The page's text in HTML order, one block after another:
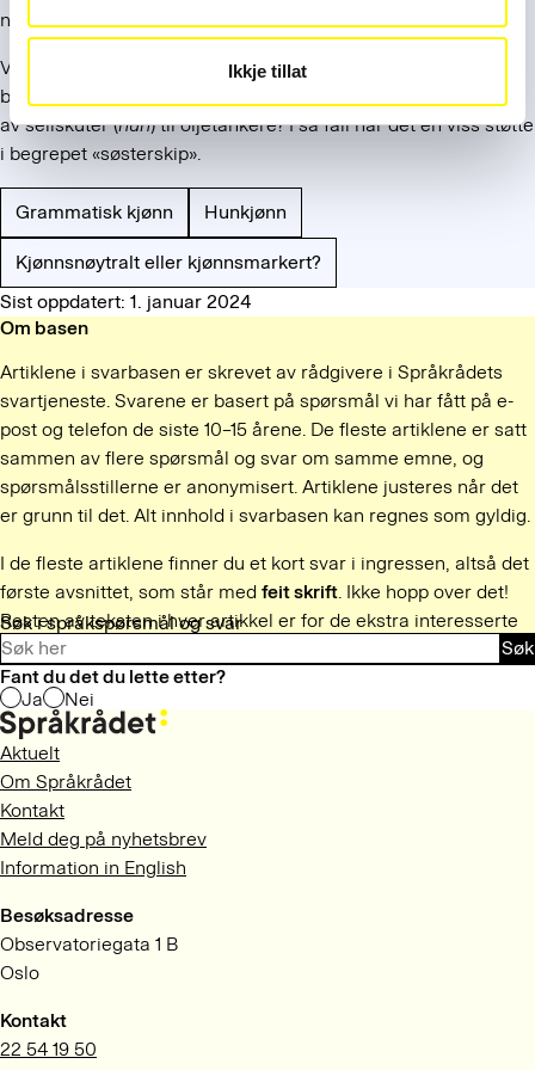
Ikkje tillat
Søk i språkspørsmål og svar
Søk
nærmere engelsk enn vanlig kystnorsk.
Vi har ikke oversikt over hvordan man omtaler de største
båtene. Har sjøfolk og redere overført tidligere tiders omtale
av seilskuter (hun) til oljetankere? I så fall har det en viss støtte
i begrepet «søsterskip».
Grammatisk kjønn Hunkjønn
Kjønnsnøytralt eller kjønnsmarkert?
Sist oppdatert: 1. januar 2024
Om basen
Artiklene i svarbasen er skrevet av rådgivere i Språkrådets
svartjeneste. Svarene er basert på spørsmål vi har fått på e-
post og telefon de siste 10–15 årene. De fleste artiklene er satt
sammen av flere spørsmål og svar om samme emne, og
spørsmålsstillerne er anonymisert. Artiklene justeres når det
er grunn til det. Alt innhold i svarbasen kan regnes som gyldig.
I de fleste artiklene finner du et kort svar i ingressen, altså det
første avsnittet, som står med feit skrift. Ikke hopp over det!
Resten av teksten i hver artikkel er for de ekstra interesserte
og tålmodige.
Fant du det du lette etter?
Ja
Nei
Aktuelt
Om Språkrådet
Kontakt
Meld deg på nyhetsbrev
Information in English
Besøksadresse
Observatoriegata 1 B
Oslo
Kontakt
22 54 19 50